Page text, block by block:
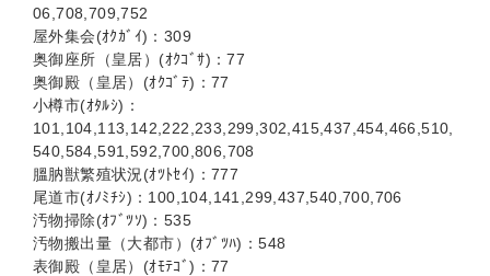
06,708,709,752
屋外集会(ｵｸｶﾞｲ)：309
奥御座所（皇居）(ｵｸｺﾞｻ)：77
奥御殿（皇居）(ｵｸｺﾞﾃ)：77
小樽市(ｵﾀﾙｼ)：
101,104,113,142,222,233,299,302,415,437,454,466,510,
540,584,591,592,700,806,708
膃肭獣繁殖状況(ｵﾂﾄｾｲ)：777
尾道市(ｵﾉﾐﾁｼ)：100,104,141,299,437,540,700,706
汚物掃除(ｵﾌﾞﾂｿ)：535
汚物搬出量（大都市）(ｵﾌﾞﾂﾊ)：548
表御殿（皇居）(ｵﾓﾃｺﾞ)：77